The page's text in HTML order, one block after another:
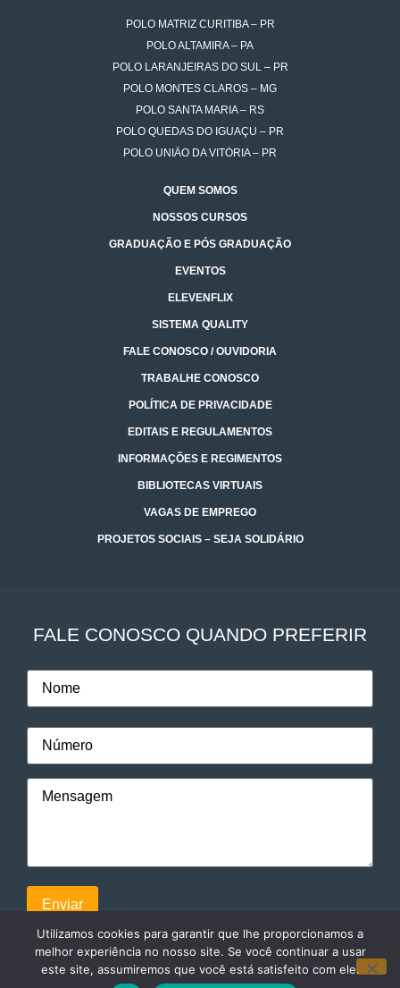
POLO MATRIZ CURITIBA – PR
POLO ALTAMIRA – PA
POLO LARANJEIRAS DO SUL – PR
POLO MONTES CLAROS – MG
POLO SANTA MARIA – RS
POLO QUEDAS DO IGUAÇU – PR
POLO UNIÃO DA VITÓRIA – PR
QUEM SOMOS
NOSSOS CURSOS
GRADUAÇÃO E PÓS GRADUAÇÃO
EVENTOS
ELEVENFLIX
SISTEMA QUALITY
FALE CONOSCO / OUVIDORIA
TRABALHE CONOSCO
POLÍTICA DE PRIVACIDADE
EDITAIS E REGULAMENTOS
INFORMAÇÕES E REGIMENTOS
BIBLIOTECAS VIRTUAIS
VAGAS DE EMPREGO
PROJETOS SOCIAIS – SEJA SOLIDÁRIO
FALE CONOSCO QUANDO PREFERIR
Utilizamos cookies para garantir que lhe proporcionamos a
melhor experiência no nosso site. Se você continuar a usar
este site, assumiremos que você está satisfeito com ele.